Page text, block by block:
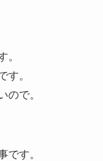
。
す。
ので。
です。